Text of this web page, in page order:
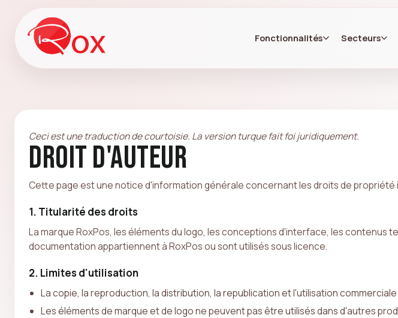
Fonctionnalités Secteurs
Ceci est une traduction de courtoisie. La version turque fait foi juridiquement.
Droit d'auteur
Cette page est une notice d'information générale concernant les droits de propriété
1. Titularité des droits
La marque RoxPos, les éléments du logo, les conceptions d'interface, les contenus
documentation appartiennent à RoxPos ou sont utilisés sous licence.
2. Limites d'utilisation
La copie, la reproduction, la distribution, la republication et l'utilisation
Les éléments de marque et de logo ne peuvent pas être utilisés dans d'autres